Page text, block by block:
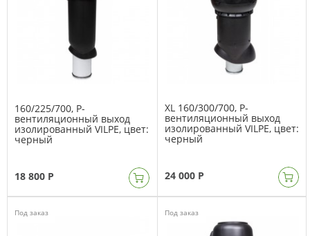
160/225/700, Р-
вентиляционный выход
изолированный VILPE, цвет:
черный
18 800 Р
XL 160/300/700, Р-
вентиляционный выход
изолированный VILPE, цвет:
черный
24 000 Р
Под заказ Под заказ